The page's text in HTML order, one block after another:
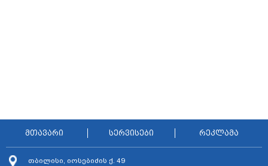
მთავარი სერვისები რეკლამა
თბილისი, იოსებიძის ქ. 49